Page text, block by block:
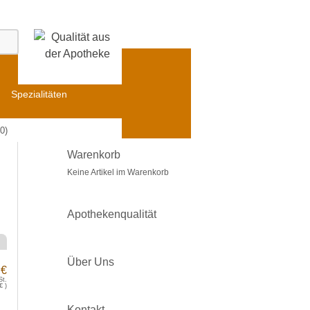
Spezialitäten
)
Warenkorb
Keine Artikel im Warenkorb
Apothekenqualität
Über Uns